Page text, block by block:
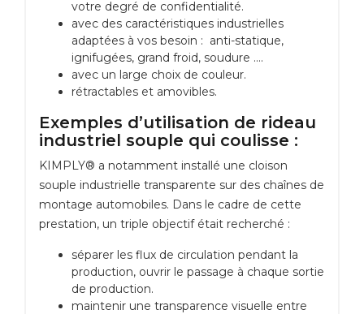
votre degré de confidentialité.
avec des caractéristiques industrielles
adaptées à vos besoin : anti-statique,
ignifugées, grand froid, soudure ....
avec un large choix de couleur.
rétractables et amovibles.
Exemples d’utilisation de rideau
industriel souple qui coulisse :
KIMPLY® a notamment installé une cloison
souple industrielle transparente sur des chaînes de
montage automobiles. Dans le cadre de cette
prestation, un triple objectif était recherché :
séparer les flux de circulation pendant la
production, ouvrir le passage à chaque sortie
de production.
maintenir une transparence visuelle entre